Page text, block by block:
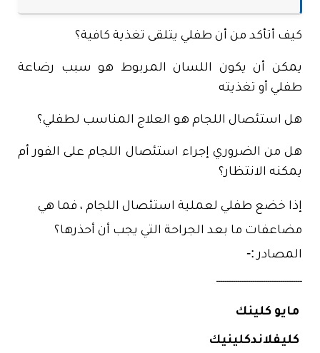
كيف أتأكد من أن طفلي يتلقى تغذية كافية؟
يمكن أن يكون اللسان المربوط هو سبب رضاعة
طفلي أو تغذيته
هل استئصال اللجام هو العلاج المناسب لطفلي؟
هل من الضروري إجراء استئصال اللجام على الفور أم
يمكنه الانتظار؟
إذا خضع طفلي لعملية استئصال اللجام ، فما هي
مضاعفات ما بعد الجراحة التي يجب أن أحذرها؟
المصادر :-
ــــــــــــــــــــــــــــــــــــــــ
مايو كلينك
كليفلاندكلينيك